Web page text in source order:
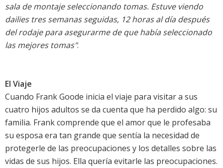
sala de montaje seleccionando tomas. Estuve viendo
dailies tres semanas seguidas, 12 horas al día después
del rodaje para asegurarme de que había seleccionado
las mejores tomas".
El Viaje
Cuando Frank Goode inicia el viaje para visitar a sus
cuatro hijos adultos se da cuenta que ha perdido algo: su
familia. Frank comprende que el amor que le profesaba
su esposa era tan grande que sentía la necesidad de
protegerle de las preocupaciones y los detalles sobre las
vidas de sus hijos. Ella quería evitarle las preocupaciones.